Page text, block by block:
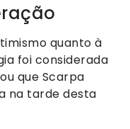
quanto à
foi considerada
que Scarpa
na tarde desta